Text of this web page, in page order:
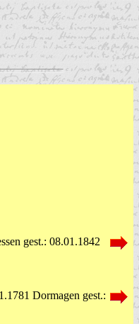
gest.: 08.01.1842
Dormagen gest.: